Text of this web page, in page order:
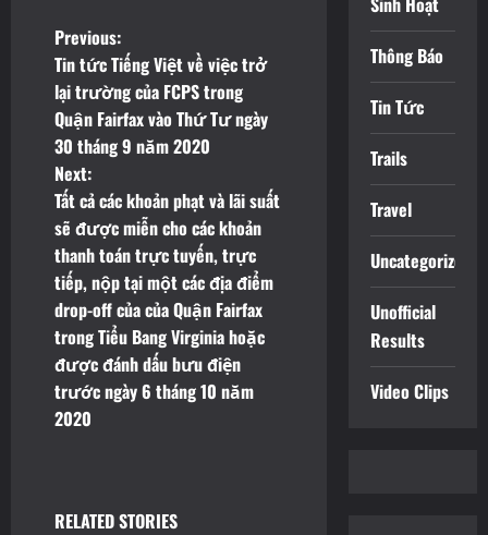
P
o
s
t
n
a
v
i
g
t
Previous:
Tin tức Tiếng Việt về việc trở
lại trường của FCPS trong
Quận Fairfax vào Thứ Tư ngày
30 tháng 9 năm 2020
Next:
Tất cả các khoản phạt và lãi suất
sẽ được miễn cho các khoản
thanh toán trực tuyến, trực
tiếp, nộp tại một các địa điểm
drop-off của của Quận Fairfax
trong Tiểu Bang Virginia hoặc
được đánh dấu bưu điện
trước ngày 6 tháng 10 năm
2020
RELATED STORIES
Thông Báo
Tin Tức
Trails
Travel
Uncategorized
Unofficial
Results
Video Clips